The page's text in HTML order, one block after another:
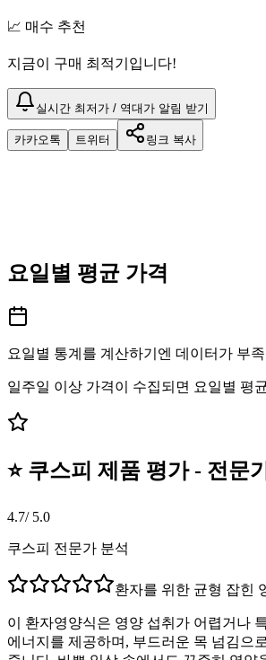
📈 매수 추천
지금이 구매 최적기입니다!
실시간 최저가 / 역대가 알림 받기
카카오톡 트위터 링크 복사
요일별 평균 가격
요일별 통계를 계산하기엔 데이터가 부
일주일 이상 가격이 수집되면 요일별 평
⭐ 쿠스피 제품 평가 - 전문
4.7/ 5.0
쿠스피 전문가 분석
환자를 위한 균형 잡힌
이 환자영양식은 영양 섭취가 어렵거나
에너지를 제공하며, 부드러운 목 넘김으